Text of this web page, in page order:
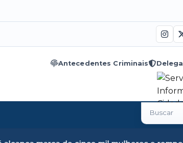
Antecedentes Criminais
Buscar
no